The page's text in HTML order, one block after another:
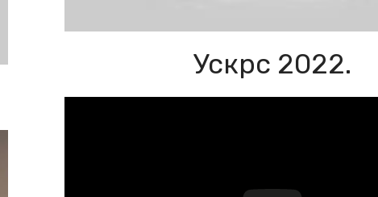
Ускрс 2022.